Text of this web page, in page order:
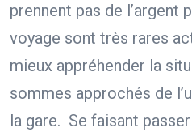
prennent pas de l’argent
voyage sont très rares
mieux appréhender la
sommes approchés de
la gare. Se faisant